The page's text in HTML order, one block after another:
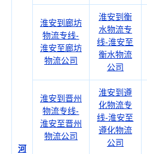
河
淮安到廊坊
物流专线-
淮安至廊坊
物流公司
淮安到衡
水物流专
线-淮安至
衡水物流
公司
淮安到晋州
物流专线-
淮安至晋州
物流公司
淮安到遵
化物流专
线-淮安至
遵化物流
公司